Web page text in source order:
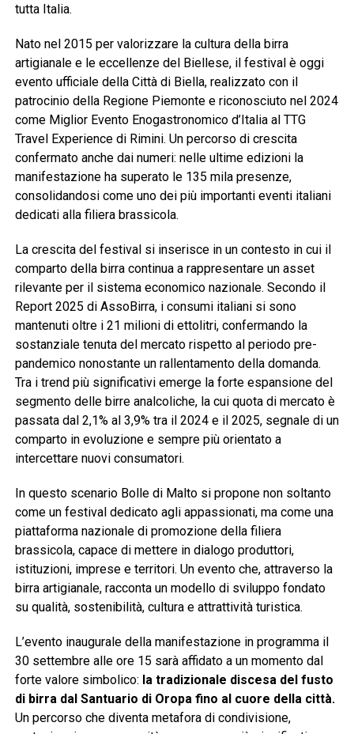
tutta Italia.
Nato nel 2015 per valorizzare la cultura della birra
artigianale e le eccellenze del Biellese, il festival è oggi
evento ufficiale della Città di Biella, realizzato con il
patrocinio della Regione Piemonte e riconosciuto nel 2024
come Miglior Evento Enogastronomico d’Italia al TTG
Travel Experience di Rimini. Un percorso di crescita
confermato anche dai numeri: nelle ultime edizioni la
manifestazione ha superato le 135 mila presenze,
consolidandosi come uno dei più importanti eventi italiani
dedicati alla filiera brassicola.
La crescita del festival si inserisce in un contesto in cui il
comparto della birra continua a rappresentare un asset
rilevante per il sistema economico nazionale. Secondo il
Report 2025 di AssoBirra, i consumi italiani si sono
mantenuti oltre i 21 milioni di ettolitri, confermando la
sostanziale tenuta del mercato rispetto al periodo pre-
pandemico nonostante un rallentamento della domanda.
Tra i trend più significativi emerge la forte espansione del
segmento delle birre analcoliche, la cui quota di mercato è
passata dal 2,1% al 3,9% tra il 2024 e il 2025, segnale di un
comparto in evoluzione e sempre più orientato a
intercettare nuovi consumatori.
In questo scenario Bolle di Malto si propone non soltanto
come un festival dedicato agli appassionati, ma come una
piattaforma nazionale di promozione della filiera
brassicola, capace di mettere in dialogo produttori,
istituzioni, imprese e territori. Un evento che, attraverso la
birra artigianale, racconta un modello di sviluppo fondato
su qualità, sostenibilità, cultura e attrattività turistica.
L’evento inaugurale della manifestazione in programma il
30 settembre alle ore 15 sarà affidato a un momento dal
forte valore simbolico: la tradizionale discesa del fusto
di birra dal Santuario di Oropa fino al cuore della città.
Un percorso che diventa metafora di condivisione,